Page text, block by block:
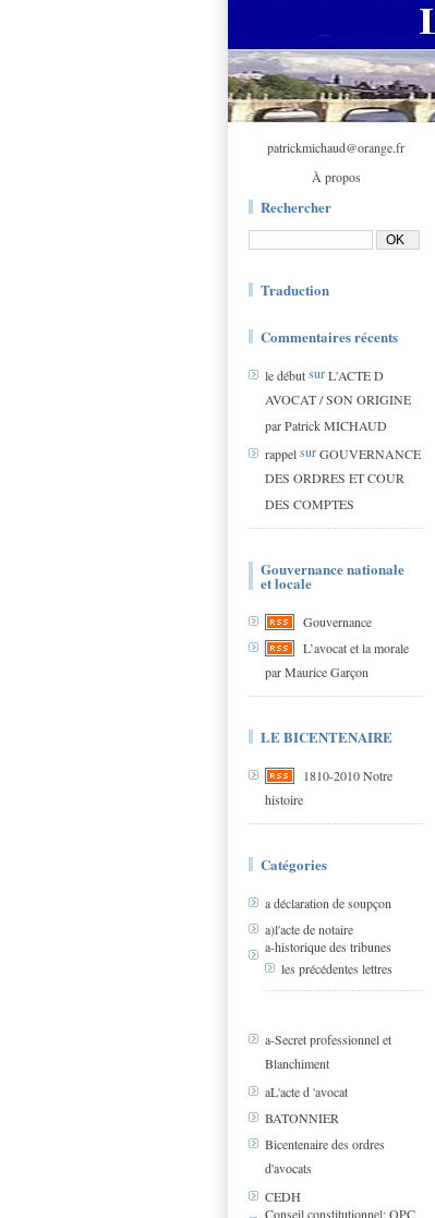
patrickmichaud@orange.fr
À propos
Rechercher
Traduction
Commentaires récents
le débutsurL'ACTE D
AVOCAT / SON ORIGINE
par Patrick MICHAUD
rappelsurGOUVERNANCE
DES ORDRES ET COUR
DES COMPTES
Gouvernance nationale
et locale
Gouvernance
L’avocat et la morale
par Maurice Garçon
LE BICENTENAIRE
1810-2010 Notre
histoire
Catégories
a déclaration de soupçon
a)l'acte de notaire
a-historique des tribunes
les précédentes lettres
a-Secret professionnel et
Blanchiment
aL'acte d 'avocat
BATONNIER
Bicentenaire des ordres
d'avocats
CEDH
Conseil constitutionnel: QPC